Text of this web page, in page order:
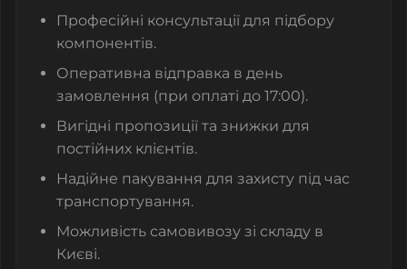
Професійні консультації для підбору
компонентів.
Оперативна відправка в день
замовлення (при оплаті до 17:00).
Вигідні пропозиції та знижки для
постійних клієнтів.
Надійне пакування для захисту під час
транспортування.
Можливість самовивозу зі складу в
Києві.